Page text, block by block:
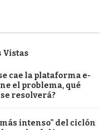
Vistas
cae la plataforma e-
el problema, qué
resolverá?
intenso" del ciclón